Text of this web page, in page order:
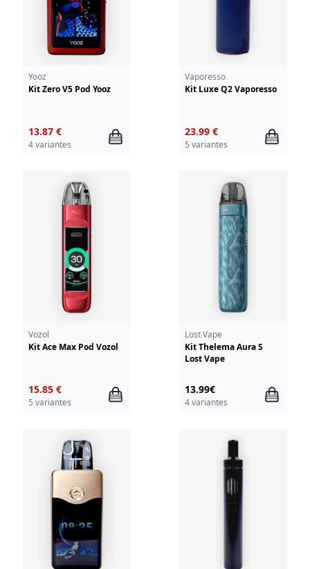
Yooz
Kit Zero V5 Pod Yooz
13.87 €
4 variantes
Vaporesso
Kit Luxe Q2 Vaporesso
23.99 €
5 variantes
Vozol
Kit Ace Max Pod Vozol
15.85 €
5 variantes
Lost Vape
Kit Thelema Aura S
Lost Vape
13.99€
4 variantes